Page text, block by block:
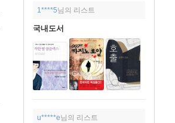
1****5님의 리스트
국내도서
u*****e님의 리스트